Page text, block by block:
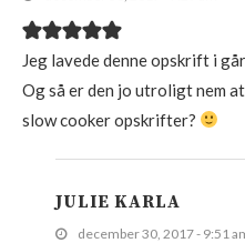
Jeg lavede denne opskrift i
Og så er den jo utroligt nem
slow cooker opskrifter?
JULIE KARLA
december 30, 2017 - 9:51